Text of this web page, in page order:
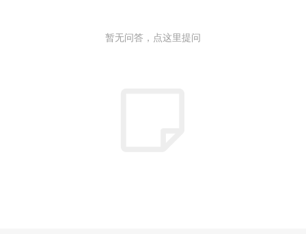
暂无问答，点这里提问